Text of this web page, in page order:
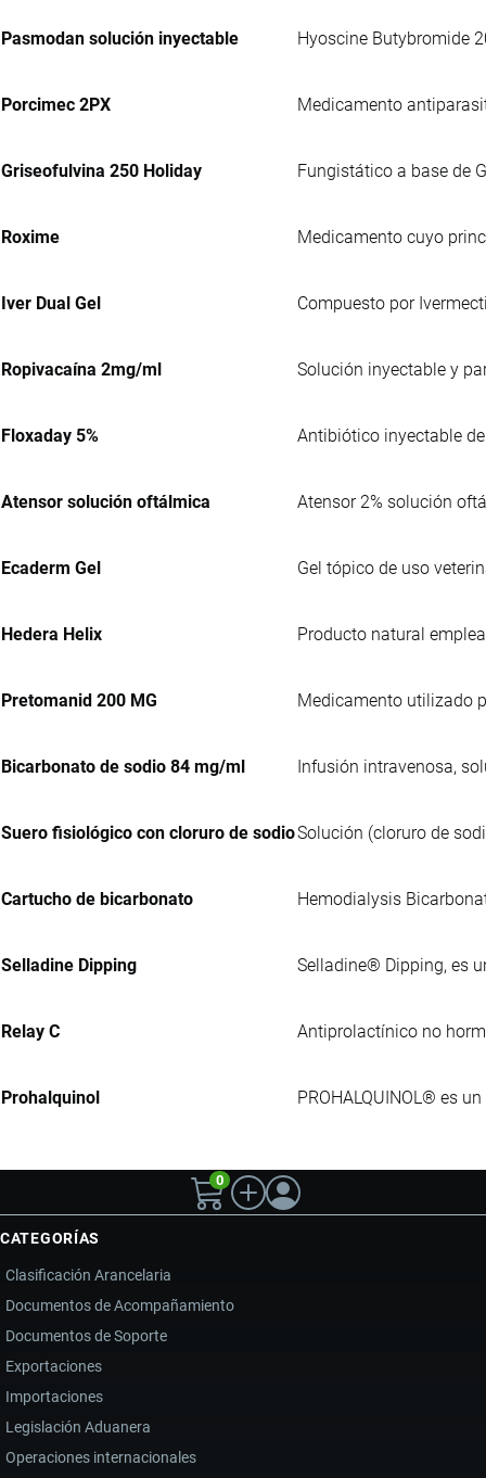
Pasmodan solución inyectable Hyoscine Butybromide
Porcimec 2PX Medicamento
Griseofulvina 250 Holiday Fungistático a base de
Roxime Medicamento cuyo
Iver Dual Gel Compuesto por
Ropivacaína 2mg/ml Solución inyectable y
Floxaday 5% Antibiótico inyectable
Atensor solución oftálmica Atensor 2% solución
Ecaderm Gel Gel tópico de uso
Hedera Helix Producto natural
Pretomanid 200 MG Medicamento utilizado
Bicarbonato de sodio 84 mg/ml Infusión intravenosa,
Suero fisiológico con cloruro de sodioSolución (cloruro de
Cartucho de bicarbonato Hemodialysis
Selladine Dipping Selladine® Dipping, es
Relay C Antiprolactínico no
Prohalquinol PROHALQUINOL® es
0
CATEGORÍAS
Clasificación Arancelaria
Documentos de Acompañamiento
Documentos de Soporte
Exportaciones
Importaciones
Legislación Aduanera
Operaciones internacionales